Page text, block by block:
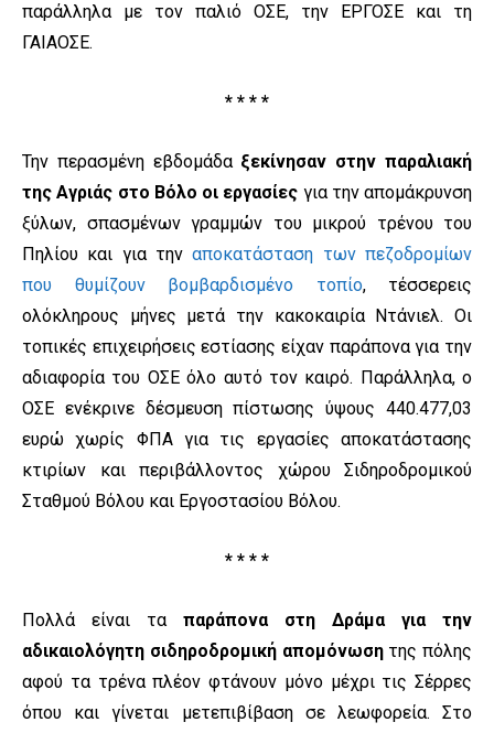
παράλληλα με τον παλιό ΟΣΕ, την ΕΡΓΟΣΕ και τη
ΓΑΙΑΟΣΕ.
* * * *
Την περασμένη εβδομάδα ξεκίνησαν στην παραλιακή
της Αγριάς στο Βόλο οι εργασίες για την απομάκρυνση
ξύλων, σπασμένων γραμμών του μικρού τρένου του
Πηλίου και για τηναποκατάσταση των πεζοδρομίων
που θυμίζουν βομβαρδισμένο τοπίο, τέσσερεις
ολόκληρους μήνες μετά την κακοκαιρία Ντάνιελ. Οι
τοπικές επιχειρήσεις εστίασης είχαν παράπονα για την
αδιαφορία του ΟΣΕ όλο αυτό τον καιρό. Παράλληλα, ο
ΟΣΕ ενέκρινε δέσμευση πίστωσης ύψους 440.477,03
ευρώ χωρίς ΦΠΑ για τις εργασίες αποκατάστασης
κτιρίων και περιβάλλοντος χώρου Σιδηροδρομικού
Σταθμού Βόλου και Εργοστασίου Βόλου.
* * * *
Πολλά είναι τα παράπονα στη
Δράμα για την
αδικαιολόγητη σιδηροδρομική απομόνωσητης πόλης
αφού τα τρένα πλέον φτάνουν μόνο μέχρι τις Σέρρες
όπου και γίνεται μετεπιβίβαση σε λεωφορεία. Στο